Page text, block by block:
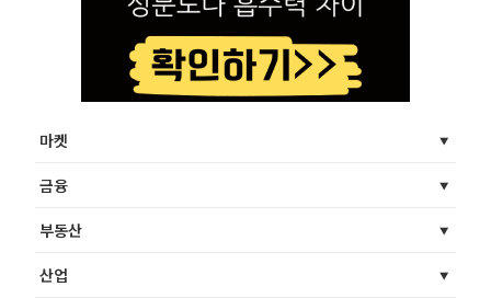
마켓
금융
부동산
산업